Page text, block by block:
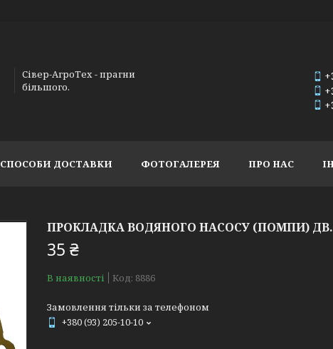
Сівер-АгроТех - прагни
більшого.
СПОСОБИ ДОСТАВКИ ФОТОГАЛЕРЕЯ ПРО НАС
ПРОКЛАДКА ВОДЯНОГО НАСОСУ (ПОМПИ) ДВ.
35 ₴
В наявності Код: 8886
Замовлення тільки за телефоном
+380 (93) 205-10-10